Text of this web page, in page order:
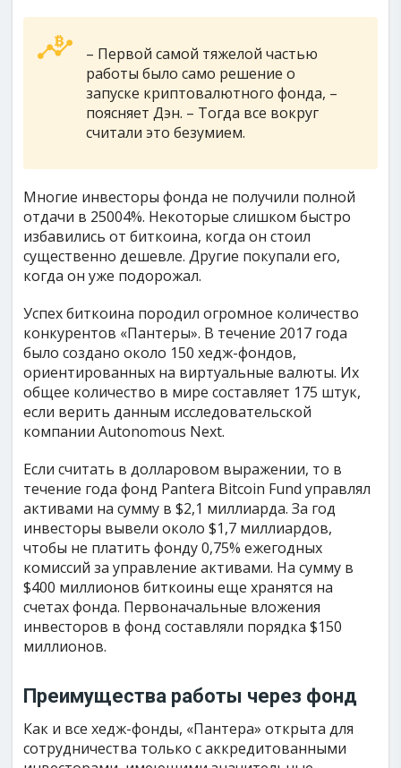
– Первой самой тяжелой частью
работы было само решение о
запуске криптовалютного фонда, –
поясняет Дэн. – Тогда все вокруг
считали это безумием.
Многие инвесторы фонда не получили полной
отдачи в 25004%. Некоторые слишком быстро
избавились от биткоина, когда он стоил
существенно дешевле. Другие покупали его,
когда он уже подорожал.
Успех биткоина породил огромное количество
конкурентов «Пантеры». В течение 2017 года
было создано около 150 хедж-фондов,
ориентированных на виртуальные валюты. Их
общее количество в мире составляет 175 штук,
если верить данным исследовательской
компании Autonomous Next.
Если считать в долларовом выражении, то в
течение года фонд Pantera Bitcoin Fund управлял
активами на сумму в $2,1 миллиарда. За год
инвесторы вывели около $1,7 миллиардов,
чтобы не платить фонду 0,75% ежегодных
комиссий за управление активами. На сумму в
$400 миллионов биткоины еще хранятся на
счетах фонда. Первоначальные вложения
инвесторов в фонд составляли порядка $150
миллионов.
Преимущества работы через фонд
Как и все хедж-фонды, «Пантера» открыта для
сотрудничества только с аккредитованными